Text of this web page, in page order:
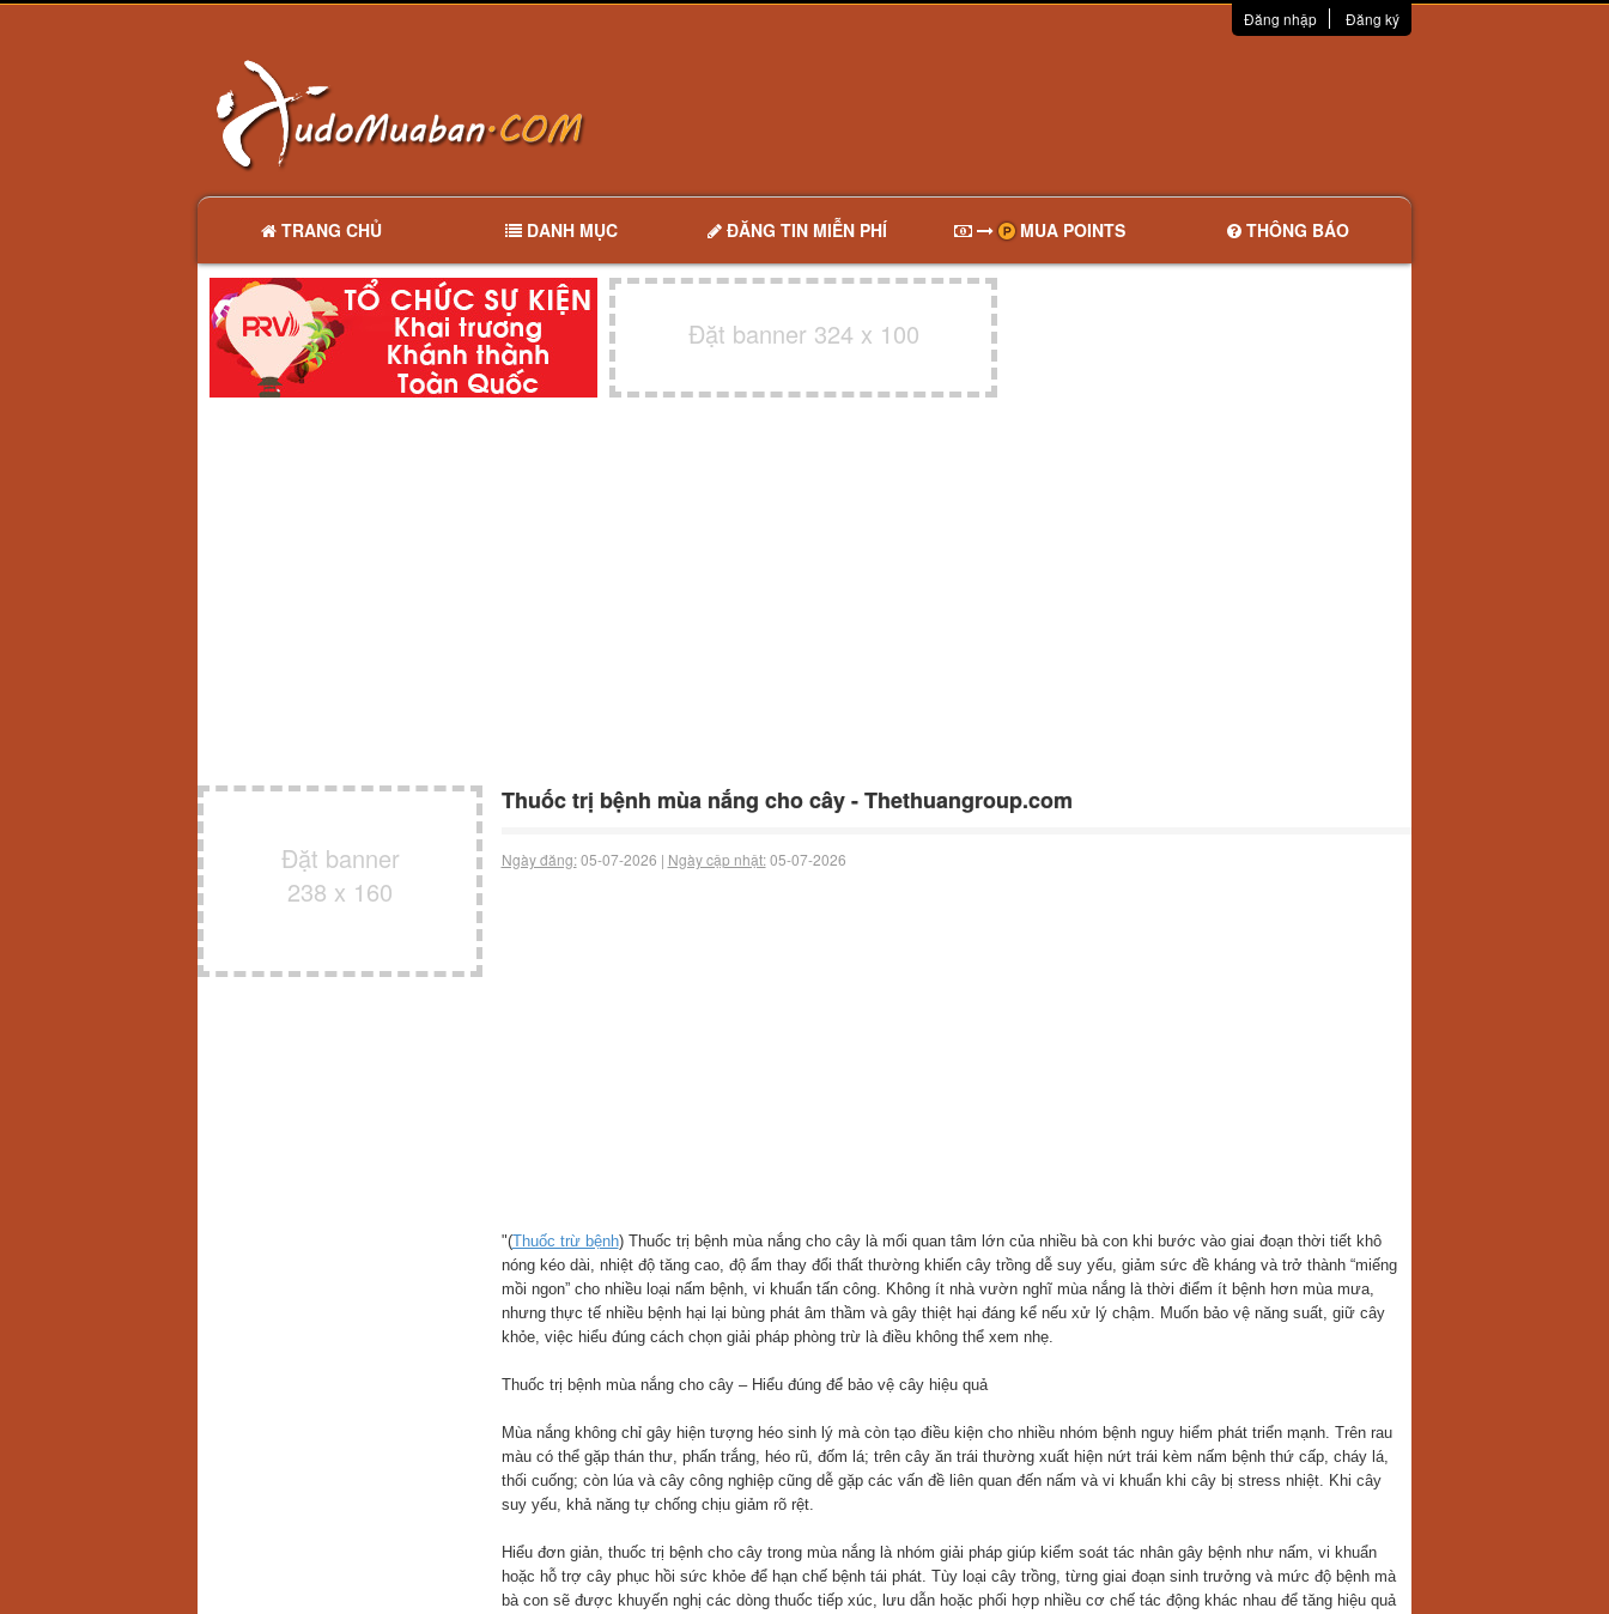
Đăng nhập Đăng ký
TRANG CHỦ DANH MỤC ĐĂNG TIN MIỄN PHÍ MUA POINTS THÔNG BÁO
Đặt banner 324 x 100
Đặt banner
238 x 160
Thuốc trị bệnh mùa nắng cho cây - Thethuangroup.com
Ngày đăng:05-07-2026 | Ngày cập nhật:05-07-2026
"(Thuốc trừ bệnh) Thuốc trị bệnh mùa nắng cho cây là mối quan tâm lớn của nhiều bà con khi bước vào giai đoạn thời tiết khô
nóng kéo dài, nhiệt độ tăng cao, độ ẩm thay đổi thất thường khiến cây trồng dễ suy yếu, giảm sức đề kháng và trở thành “miếng
mồi ngon” cho nhiều loại nấm bệnh, vi khuẩn tấn công. Không ít nhà vườn nghĩ mùa nắng là thời điểm ít bệnh hơn mùa mưa,
nhưng thực tế nhiều bệnh hại lại bùng phát âm thầm và gây thiệt hại đáng kể nếu xử lý chậm. Muốn bảo vệ năng suất, giữ cây
khỏe, việc hiểu đúng cách chọn giải pháp phòng trừ là điều không thể xem nhẹ.
Thuốc trị bệnh mùa nắng cho cây – Hiểu đúng để bảo vệ cây hiệu quả
Mùa nắng không chỉ gây hiện tượng héo sinh lý mà còn tạo điều kiện cho nhiều nhóm bệnh nguy hiểm phát triển mạnh. Trên rau
màu có thể gặp thán thư, phấn trắng, héo rũ, đốm lá; trên cây ăn trái thường xuất hiện nứt trái kèm nấm bệnh thứ cấp, cháy lá,
thối cuống; còn lúa và cây công nghiệp cũng dễ gặp các vấn đề liên quan đến nấm và vi khuẩn khi cây bị stress nhiệt. Khi cây
suy yếu, khả năng tự chống chịu giảm rõ rệt.
Hiểu đơn giản, thuốc trị bệnh cho cây trong mùa nắng là nhóm giải pháp giúp kiểm soát tác nhân gây bệnh như nấm, vi khuẩn
hoặc hỗ trợ cây phục hồi sức khỏe để hạn chế bệnh tái phát. Tùy loại cây trồng, từng giai đoạn sinh trưởng và mức độ bệnh mà
bà con sẽ được khuyến nghị các dòng thuốc tiếp xúc, lưu dẫn hoặc phối hợp nhiều cơ chế tác động khác nhau để tăng hiệu quả